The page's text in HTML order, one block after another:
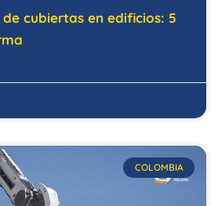
cubiertas en edificios: 5
COLOMBIA